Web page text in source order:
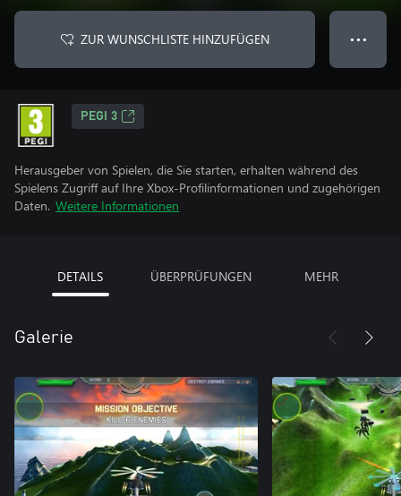
ZUR WUNSCHLISTE HINZUFÜGEN ● ● ●
PEGI 3
Herausgeber von Spielen, die Sie starten, erhalten während des
Spielens Zugriff auf Ihre Xbox-Profilinformationen und zugehörigen
Daten. Weitere Informationen
DETAILS ÜBERPRÜFUNGEN MEHR
Galerie